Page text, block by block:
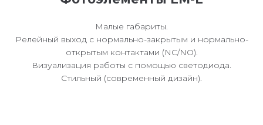
Малые габариты.
Релейный выход с нормально-закрытым и нормально-
открытым контактами (NC/NO).
Визуализация работы с помощью светодиода.
Стильный (современный дизайн).